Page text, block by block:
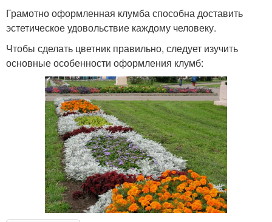
Грамотно оформленная клумба способна доставить
эстетическое удовольствие каждому человеку.
Чтобы сделать цветник правильно, следует изучить
основные особенности оформления клумб: